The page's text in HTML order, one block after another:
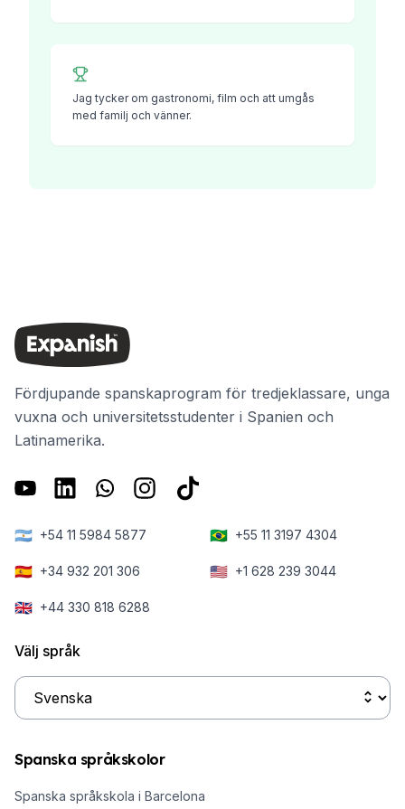
Jag tycker om gastronomi, film och att umgås
med familj och vänner.
Fördjupande spanskaprogram för tredjeklassare, unga
vuxna och universitetsstudenter i Spanien och
Latinamerika.
🇦🇷 +54 11 5984 5877 🇧🇷 +55 11 3197 4304
🇪🇸 +34 932 201 306 🇺🇸 +1 628 239 3044
🇬🇧 +44 330 818 6288
Välj språk
Spanska språkskolor
Spanska språkskola i Barcelona